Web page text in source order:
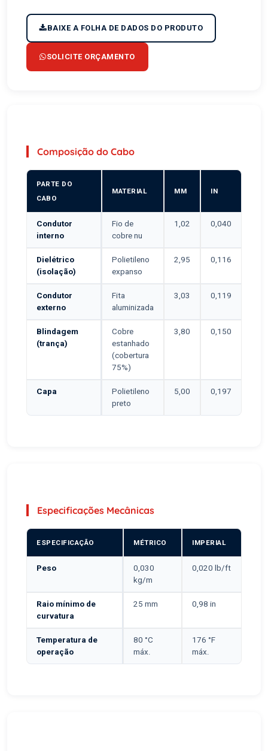
BAIXE A FOLHA DE DADOS DO PRODUTO
SOLICITE ORÇAMENTO
Composição do Cabo
PARTE DO
CABO
MATERIAL MM IN
Condutor
interno
Fio de
cobre nu
1,02 0,040
Dielétrico
(isolação)
Polietileno
expanso
2,95 0,116
Condutor
externo
Fita
aluminizada
3,03 0,119
Blindagem
(trança)
Cobre
estanhado
(cobertura
75%)
3,80 0,150
Capa
Polietileno
preto
5,00 0,197
Especificações Mecânicas
ESPECIFICAÇÃO MÉTRICO IMPERIAL
Peso
0,030
kg/m
0,020 lb/ft
Raio mínimo de
curvatura
25 mm 0,98 in
Temperatura de
operação
80 °C
máx.
176 °F
máx.